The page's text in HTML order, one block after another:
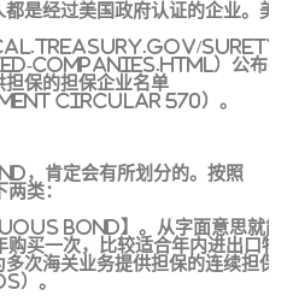
是经过美国政府认证的企业。美
surety-
）公布并
担保的担保企业名单
Circular 570）。
，肯定会有所划分的。按照
类：
Bond】。从字面意思就能
买一次，比较适合年内进出口物
次海关业务提供担保的连续担保
。